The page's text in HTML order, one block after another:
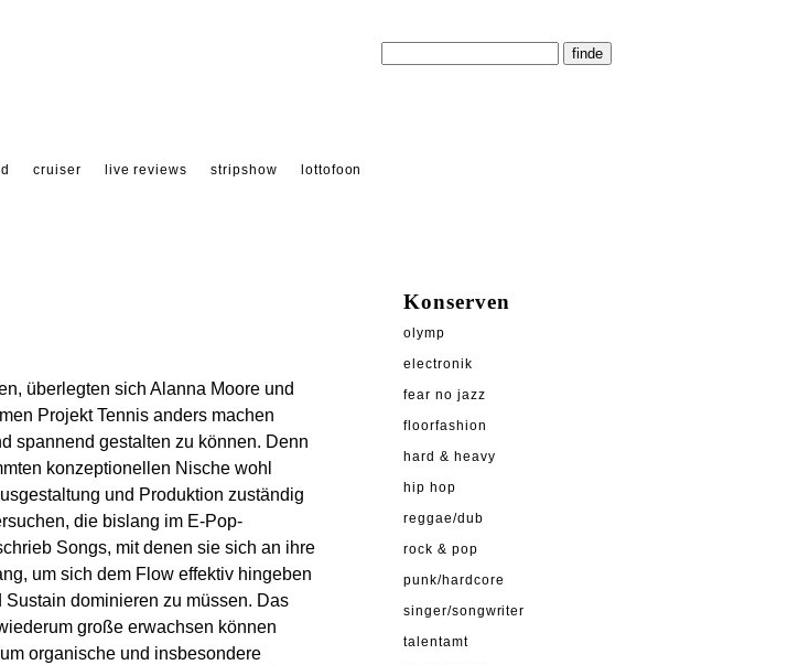
cruiser live reviews stripshow lottofoon
überlegten sich Alanna Moore und
Projekt Tennis anders machen
spannend gestalten zu können. Denn
konzeptionellen Nische wohl
und Produktion zuständig
die bislang im E-Pop-
Songs, mit denen sie sich an ihre
um sich dem Flow effektiv hingeben
dominieren zu müssen. Das
große erwachsen können
organische und insbesondere
Konserven
olymp
electronik
fear no jazz
floorfashion
hard & heavy
hip hop
reggae/dub
rock & pop
punk/hardcore
singer/songwriter
talentamt